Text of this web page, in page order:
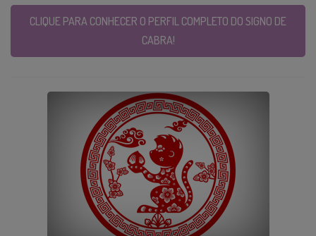
CLIQUE PARA CONHECER O PERFIL COMPLETO DO SIGNO DE
CABRA!